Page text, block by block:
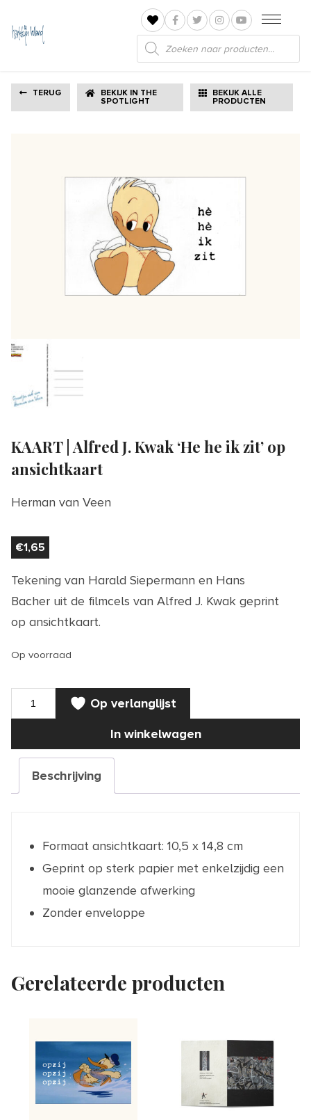
Producten
zoeken
TERUG
BEKIJK IN THE
SPOTLIGHT
BEKIJK ALLE
PRODUCTEN
KAART | Alfred J. Kwak ‘He he ik zit’ op
ansichtkaart
Herman van Veen
€1,65
Tekening van Harald Siepermann en Hans
Bacher uit de filmcels van Alfred J. Kwak geprint
op ansichtkaart.
Op voorraad
KAART
Alfred
'He
he
op
In winkelwagen
Op verlanglijst
Beschrijving
Formaat ansichtkaart: 10,5 x 14,8 cm
Geprint op sterk papier met enkelzijdig een
mooie glanzende afwerking
Zonder enveloppe
Gerelateerde producten